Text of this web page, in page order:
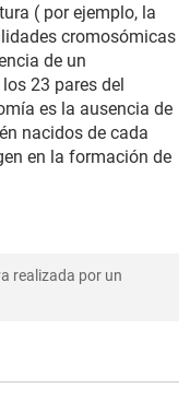
( por ejemplo, la
cromosómicas
de un
23 pares del
es la ausencia de
nacidos de cada
en la formación de
realizada por un